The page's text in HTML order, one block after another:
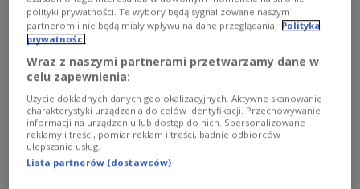
swoich serwerów, ale także z rodzicami, by zwracali
uwagę, co w sieci oglądają ich pociechy - powiedział w
Polskim Radiu 24 Adam Andruszkiewicz, wiceminister
cyfryzacji.
Zobacz więcej na temat:
Ministerstwo Cyfryzacji
internet
polityki prywatności. Te wybory będą sygnalizowane naszym
partnerom i nie będą miały wpływu na dane przeglądania. Polityka
prywatności
Wraz z naszymi partnerami przetwarzamy dane w
celu zapewnienia:
Użycie dokładnych danych geolokalizacyjnych. Aktywne skanowanie
charakterystyki urządzenia do celów identyfikacji. Przechowywanie
informacji na urządzeniu lub dostęp do nich. Spersonalizowane
reklamy i treści, pomiar reklam i treści, badnie odbiorców i
ulepszanie usług.
Lista partnerów (dostawców)